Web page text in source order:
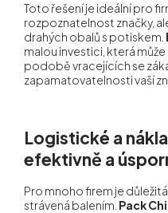
Toto řešení je ideální pro
rozpoznatelnost značky,
drahých obalů s potiskem.
malou investici, která
podobě vracejících se
zapamatovatelnosti vaší
Logistické a
efektivně a
Pro mnoho firem je
strávená balením. Pack